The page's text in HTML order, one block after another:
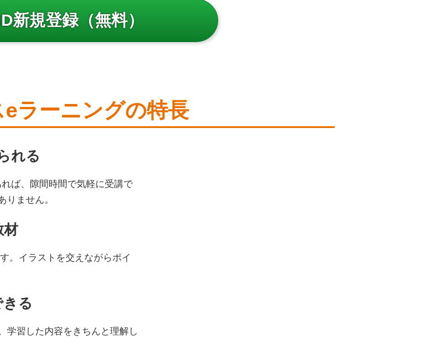
新規登録（無料）
eラーニングの特長
れる
ば、隙間時間で気軽に受講で
りません。
材
。イラストを交えながらポイ
る
学習した内容をきちんと理解し